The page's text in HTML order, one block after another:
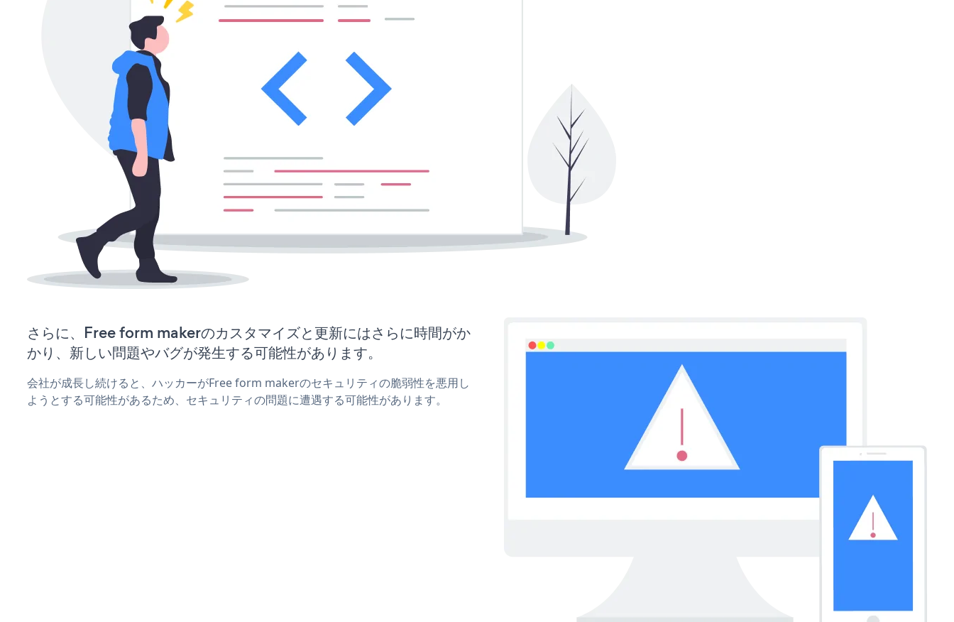
さらに、Free form makerのカスタマイズと更新にはさらに時間がか
かり、新しい問題やバグが発生する可能性があります。
会社が成長し続けると、ハッカーがFree form makerのセキュリティの脆弱性を悪用し
ようとする可能性があるため、セキュリティの問題に遭遇する可能性があります。